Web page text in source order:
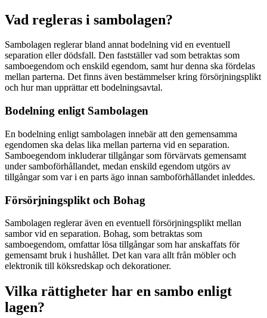
Vad regleras i sambolagen?
Sambolagen reglerar bland annat bodelning vid en eventuell
separation eller dödsfall. Den fastställer vad som betraktas som
samboegendom och enskild egendom, samt hur denna ska fördelas
mellan parterna. Det finns även bestämmelser kring försörjningsplikt
och hur man upprättar ett bodelningsavtal.
Bodelning enligt Sambolagen
En bodelning enligt sambolagen innebär att den gemensamma
egendomen ska delas lika mellan parterna vid en separation.
Samboegendom inkluderar tillgångar som förvärvats gemensamt
under samboförhållandet, medan enskild egendom utgörs av
tillgångar som var i en parts ägo innan samboförhållandet inleddes.
Försörjningsplikt och Bohag
Sambolagen reglerar även en eventuell försörjningsplikt mellan
sambor vid en separation. Bohag, som betraktas som
samboegendom, omfattar lösa tillgångar som har anskaffats för
gemensamt bruk i hushållet. Det kan vara allt från möbler och
elektronik till köksredskap och dekorationer.
Vilka rättigheter har en sambo enligt
lagen?